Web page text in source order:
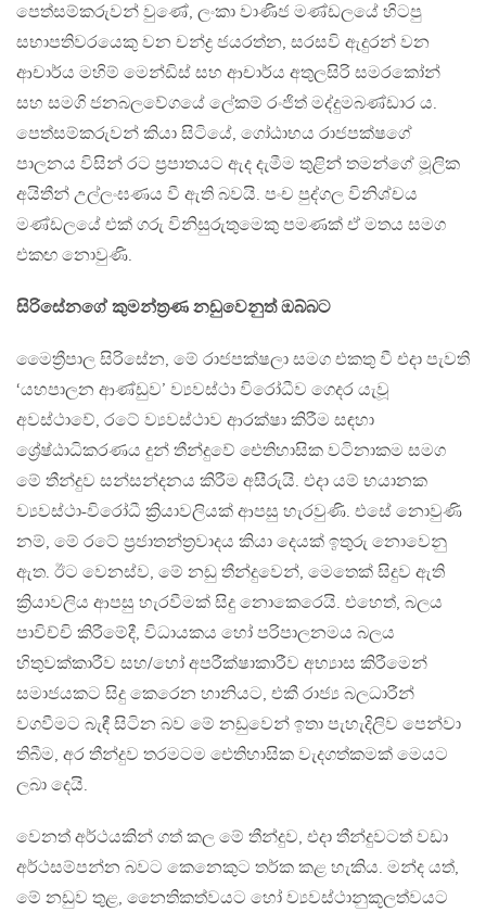
පෙත්සම්කරුවන් වුණේ, ලංකා වාණිජ මණ්ඩලයේ හිටපු
සභාපතිවරයෙකු වන චන්ද්‍ර ජයරත්න, සරසවි ඇදුරන් වන
ආචාර්ය මහිම් මෙන්ඩිස් සහ ආචාර්ය අතුලසිරි සමරකෝන්
සහ සමගි ජනබලවේගයේ ලේකම් රංජිත් මද්දුමබණ්ඩාර ය.
පෙත්සම්කරුවන් කියා සිටියේ, ගෝඨාභය රාජපක්ෂගේ
පාලනය විසින් රට ප්‍රපාතයට ඇද දැමීම තුළින් තමන්ගේ මූලික
අයිතීන් උල්ලංඝණය වී ඇති බවයි. පංච පුද්ගල විනිශ්චය
මණ්ඩලයේ එක් ගරු විනිසුරුතුමෙකු පමණක් ඒ මතය සමග
එකඟ නොවුණි.
සිරිසේනගේ කුමන්ත්‍රණ නඩුවෙනුත් ඔබ්බට
මෛත්‍රීපාල සිරිසේන, මේ රාජපක්ෂලා සමග එකතු වී එදා පැවති
‘යහපාලන ආණ්ඩුව’ ව්‍යවස්ථා විරෝධීව ගෙදර යැවූ
අවස්ථාවේ, රටේ ව්‍යවස්ථාව ආරක්ෂා කිරීම සඳහා
ශ්‍රේෂ්ඨාධිකරණය දුන් තීන්දුවේ ඓතිහාසික වටිනාකම සමග
මේ තීන්දුව සන්සන්දනය කිරීම අසීරුයි. එදා යම් භයානක
ව්‍යවස්ථා-විරෝධී ක්‍රියාවලියක් ආපසු හැරවුණි. එසේ නොවුණි
නම්, මේ රටේ ප්‍රජාතන්ත්‍රවාදය කියා දෙයක් ඉතුරු නොවෙනු
ඇත. ඊට වෙනස්ව, මේ නඩු තීන්දුවෙන්, මෙතෙක් සිදුව ඇති
ක්‍රියාවලිය ආපසු හැරවීමක් සිදු නොකෙරෙයි. එහෙත්, බලය
පාවිච්චි කිරීමේදී, විධායකය හෝ පරිපාලනමය බලය
හිතුවක්කාරීව සහ/හෝ අපරීක්ෂාකාරීව අභ්‍යාස කිරීමෙන්
සමාජයකට සිදු කෙරෙන හානියට, එකී රාජ්‍ය බලධාරීන්
වගවීමට බැඳී සිටින බව මේ නඩුවෙන් ඉතා පැහැදිලිව පෙන්වා
තිබීම, අර තීන්දුව තරමටම ඓතිහාසික වැදගත්කමක් මෙයට
ලබා දෙයි.
වෙනත් අර්ථයකින් ගත් කල මේ තීන්දුව, එදා තීන්දුවටත් වඩා
අර්ථසම්පන්න බවට කෙනෙකුට තර්ක කළ හැකිය. මන්ද යත්,
මේ නඩුව තුළ, නෛතිකත්වයට හෝ ව්‍යවස්ථානුකූලත්වයට